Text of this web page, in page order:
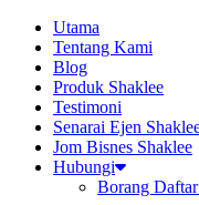
Utama
Tentang Kami
Blog
Produk Shaklee
Testimoni
Senarai Ejen
Jom Bisnes Shaklee
Hubungi
Borang